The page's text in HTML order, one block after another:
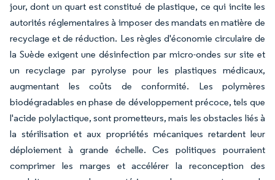
jour, dont un quart est constitué de plastique, ce qui incite les
autorités réglementaires à imposer des mandats en matière de
recyclage et de réduction. Les règles d'économie circulaire de
la Suède exigent une désinfection par micro-ondes sur site et
un recyclage par pyrolyse pour les plastiques médicaux,
augmentant les coûts de conformité. Les polymères
biodégradables en phase de développement précoce, tels que
l'acide polylactique, sont prometteurs, mais les obstacles liés à
la stérilisation et aux propriétés mécaniques retardent leur
déploiement à grande échelle. Ces politiques pourraient
comprimer les marges et accélérer la reconception des